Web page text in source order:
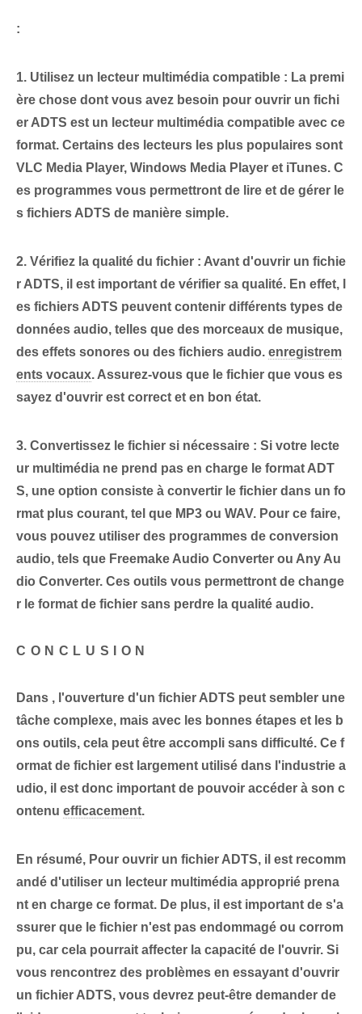
:
1. Utilisez un lecteur multimédia compatible : La premi
ère chose dont vous avez besoin pour ouvrir un fichi
er ADTS⁢ est un lecteur multimédia compatible avec ce
format. Certains des lecteurs les plus populaires sont
VLC Media Player, Windows Media Player et iTunes. C
es programmes vous permettront de lire et de gérer le
s fichiers ADTS de manière simple.
2. Vérifiez la qualité du fichier : Avant d'ouvrir un fichie
r ADTS, il est important de vérifier sa qualité. En effet, l
es fichiers ADTS peuvent contenir différents types de
données audio, telles que des morceaux de musique,
des effets sonores ou des fichiers audio. enregistrem
ents vocaux. Assurez-vous que le fichier que vous es
sayez d'ouvrir est correct et en bon état.
3. Convertissez le fichier si nécessaire : ​​Si votre lecte
ur multimédia ne prend pas en charge le format ADT
S, une option consiste à convertir le fichier dans un fo
rmat plus courant, tel que MP3 ou WAV. Pour ce faire,
vous pouvez utiliser des programmes de conversion
audio, tels que Freemake Audio Converter ou Any Au
dio Converter. Ces outils vous permettront de change
r le format de fichier sans perdre la qualité audio.
CONCLUSION
Dans , l'ouverture d'un fichier ADTS peut sembler une
tâche complexe, mais avec les bonnes étapes et les b
ons outils, cela peut être accompli sans difficulté. Ce f
ormat de fichier est largement utilisé dans l'industrie a
udio, il est donc important de pouvoir accéder à son c
ontenu efficacement.
En résumé, ⁤Pour ouvrir un fichier ADTS, il est recomm
andé d'utiliser un lecteur multimédia approprié prena
nt en charge ce format. De plus, il est important de s'a
ssurer que le fichier n'est pas endommagé ou corrom
pu, car cela pourrait affecter la capacité de l'ouvrir.‌ Si⁢
vous rencontrez des problèmes en essayant d'ouvrir
un fichier ADTS, vous devrez peut-être demander de